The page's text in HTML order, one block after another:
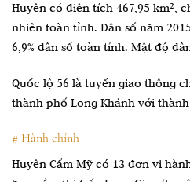
Huyện có diện tích 467,95 km²,
nhiên toàn tỉnh. Dân số năm
6,9% dân số toàn tỉnh. Mật độ
Quốc lộ 56 là tuyến giao thông
thành phố Long Khánh với thành
# Hành chính
Huyện Cẩm Mỹ có 13 đơn vị